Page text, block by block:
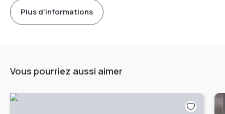
Plus d'informations
Vous pourriez aussi aimer